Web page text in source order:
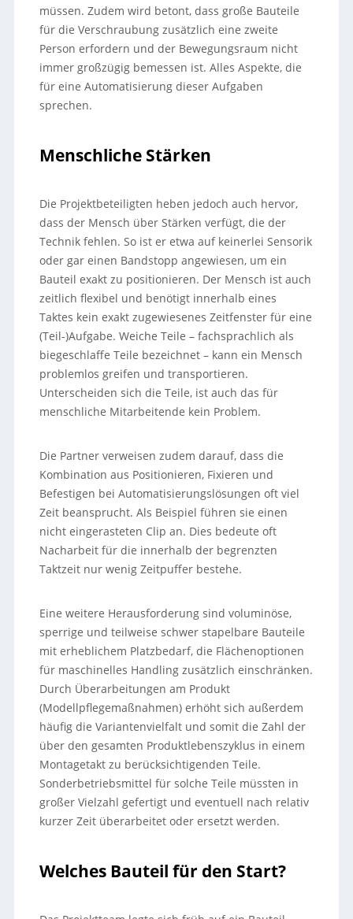
müssen. Zudem wird betont, dass große Bauteile
für die Verschraubung zusätzlich eine zweite
Person erfordern und der Bewegungsraum nicht
immer großzügig bemessen ist. Alles Aspekte, die
für eine Automatisierung dieser Aufgaben
sprechen.
Menschliche Stärken
Die Projektbeteiligten heben jedoch auch hervor,
dass der Mensch über Stärken verfügt, die der
Technik fehlen. So ist er etwa auf keinerlei Sensorik
oder gar einen Bandstopp angewiesen, um ein
Bauteil exakt zu positionieren. Der Mensch ist auch
zeitlich flexibel und benötigt innerhalb eines
Taktes kein exakt zugewiesenes Zeitfenster für eine
(Teil-)Aufgabe. Weiche Teile – fachsprachlich als
biegeschlaffe Teile bezeichnet – kann ein Mensch
problemlos greifen und transportieren.
Unterscheiden sich die Teile, ist auch das für
menschliche Mitarbeitende kein Problem.
Die Partner verweisen zudem darauf, dass die
Kombination aus Positionieren, Fixieren und
Befestigen bei Automatisierungslösungen oft viel
Zeit beansprucht. Als Beispiel führen sie einen
nicht eingerasteten Clip an. Dies bedeute oft
Nacharbeit für die innerhalb der begrenzten
Taktzeit nur wenig Zeitpuffer bestehe.
Eine weitere Herausforderung sind voluminöse,
sperrige und teilweise schwer stapelbare Bauteile
mit erheblichem Platzbedarf, die Flächenoptionen
für maschinelles Handling zusätzlich einschränken.
Durch Überarbeitungen am Produkt
(Modellpflegemaßnahmen) erhöht sich außerdem
häufig die Variantenvielfalt und somit die Zahl der
über den gesamten Produktlebenszyklus in einem
Montagetakt zu berücksichtigenden Teile.
Sonderbetriebsmittel für solche Teile müssten in
großer Vielzahl gefertigt und eventuell nach relativ
kurzer Zeit überarbeitet oder ersetzt werden.
Welches Bauteil für den Start?